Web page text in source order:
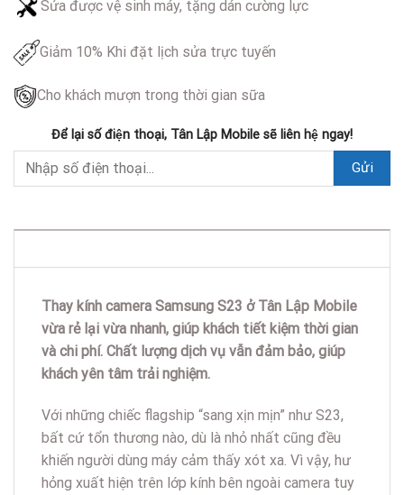
Sửa được vệ sinh máy, tặng dán cường lực
Giảm 10% Khi đặt lịch sửa trực tuyến
Cho khách mượn trong thời gian sữa
Để lại số điện thoại, Tân Lập Mobile sẽ liên hệ ngay!
Thay kính camera Samsung S23 ở Tân Lập Mobile
vừa rẻ lại vừa nhanh, giúp khách tiết kiệm thời gian
và chi phí. Chất lượng dịch vụ vẫn đảm bảo, giúp
khách yên tâm trải nghiệm.
Với những chiếc flagship “sang xịn mịn” như S23,
bất cứ tổn thương nào, dù là nhỏ nhất cũng đều
khiến người dùng máy cảm thấy xót xa. Vì vậy, hư
hỏng xuất hiện trên lớp kính bên ngoài camera tuy